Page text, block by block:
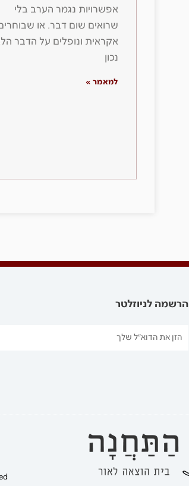
אפשרויות נגמר הערב בלי
שרואים שום דבר. או
אקראית ונופלים על הדבר
נכון
למאמר »
הרשמה לניוזלטר